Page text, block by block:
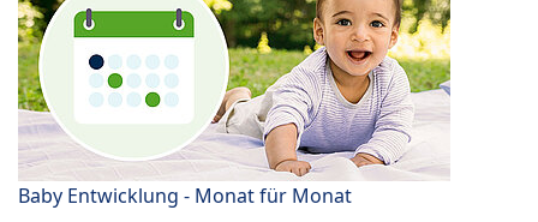
Baby Entwicklung - Monat für Monat